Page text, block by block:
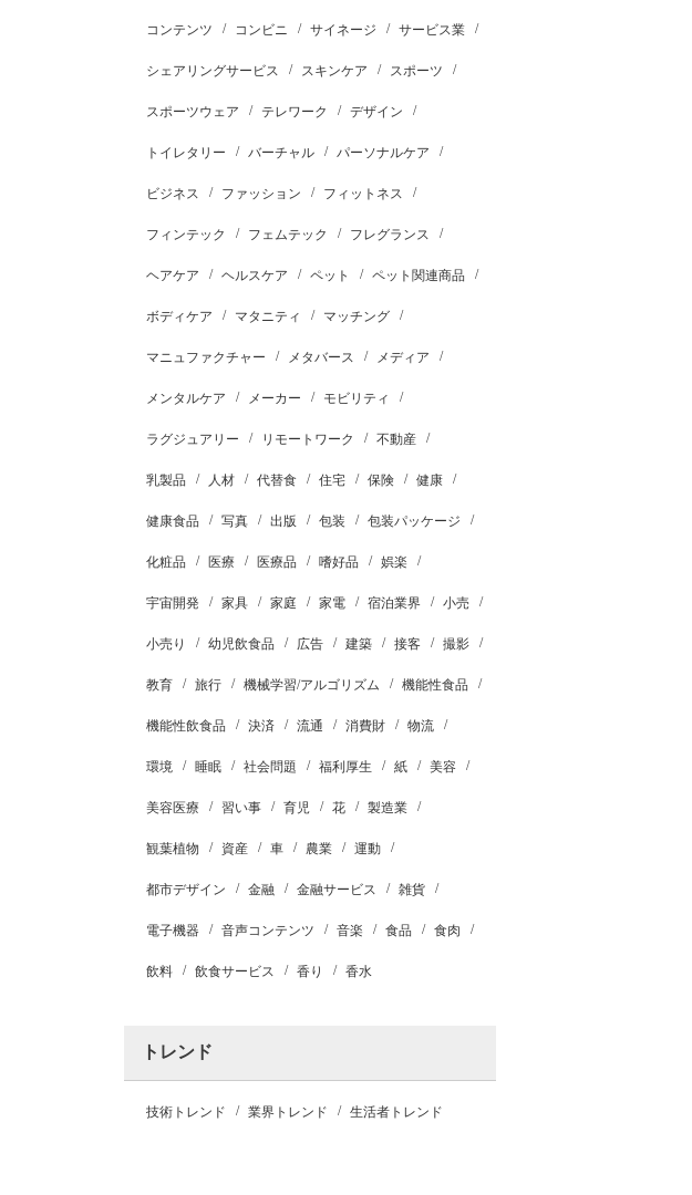
コンテンツ コンビニ サイネージ サービス業
シェアリングサービス スキンケア スポーツ
スポーツウェア テレワーク デザイン
トイレタリー バーチャル パーソナルケア
ビジネス ファッション フィットネス
フィンテック フェムテック フレグランス
ヘアケア ヘルスケア ペット ペット関連商品
ボディケア マタニティ マッチング
マニュファクチャー メタバース メディア
メンタルケア メーカー モビリティ
ラグジュアリー リモートワーク 不動産
乳製品 人材 代替食 住宅 保険 健康
健康食品 写真 出版 包装 包装パッケージ
化粧品 医療 医療品 嗜好品 娯楽
宇宙開発 家具 家庭 家電 宿泊業界 小売
小売り 幼児飲食品 広告 建築 接客 撮影
教育 旅行 機械学習/アルゴリズム 機能性食品
機能性飲食品 決済 流通 消費財 物流
環境 睡眠 社会問題 福利厚生 紙 美容
美容医療 習い事 育児 花 製造業
観葉植物 資産 車 農業 運動
都市デザイン 金融 金融サービス 雑貨
電子機器 音声コンテンツ 音楽 食品 食肉
飲料 飲食サービス 香り 香水
トレンド
技術トレンド 業界トレンド 生活者トレンド